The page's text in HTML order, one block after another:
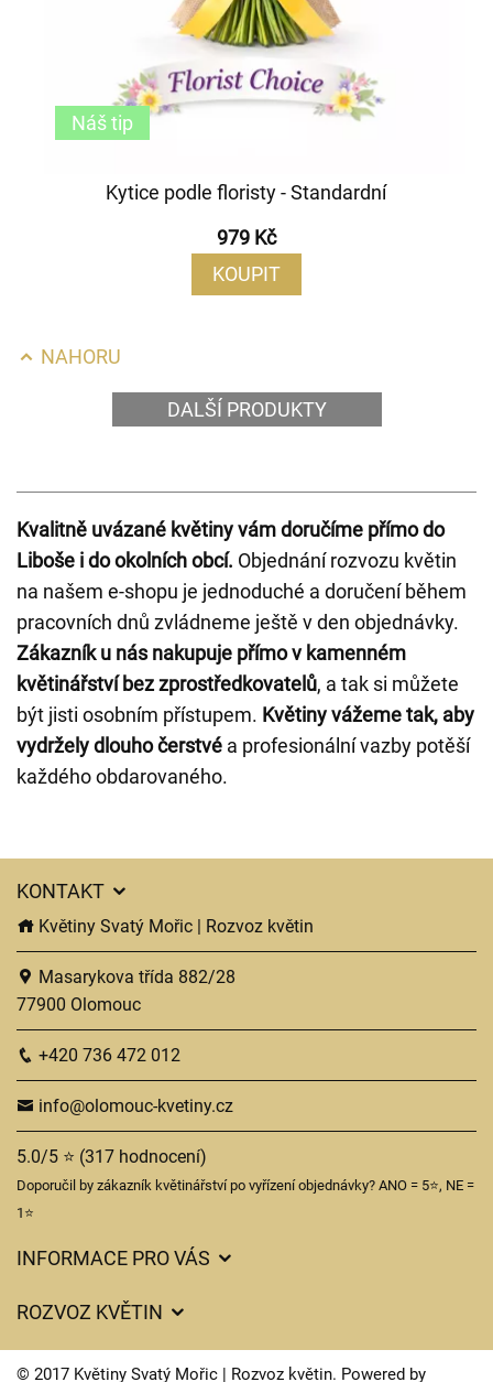
Kytice podle floristy - Standardní
979 Kč
KOUPIT
Náš tip
NAHORU
DALŠÍ PRODUKTY
Kvalitně uvázané květiny vám doručíme přímo do
Liboše i do okolních obcí. Objednání rozvozu květin
na našem e-shopu je jednoduché a doručení během
pracovních dnů zvládneme ještě v den objednávky.
Zákazník u nás nakupuje přímo v kamenném
květinářství bez zprostředkovatelů, a tak si můžete
být jisti osobním přístupem. Květiny vážeme tak, aby
vydržely dlouho čerstvé a profesionální vazby potěší
každého obdarovaného.
KONTAKT
Květiny Svatý Mořic | Rozvoz květin
Masarykova třída 882/28
77900 Olomouc
+420 736 472 012
info@olomouc-kvetiny.cz
5.0/5 ⭐ (317 hodnocení)
Doporučil by zákazník květinářství po vyřízení objednávky? ANO = 5⭐, NE =
1⭐
INFORMACE PRO VÁS
Často kladené dotazy
ROZVOZ KVĚTIN
Ceny za doručení
© 2017 Květiny Svatý Mořic | Rozvoz květin. Powered by